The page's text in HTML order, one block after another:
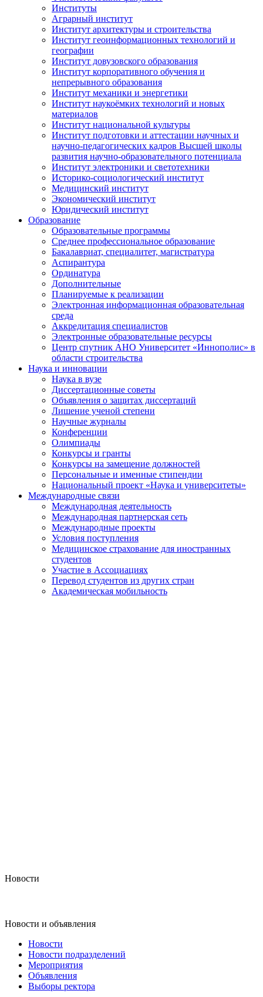
Институты
Аграрный институт
Институт архитектуры и строительства
Институт геоинформационных технологий и
географии
Институт довузовского образования
Институт корпоративного обучения и
непрерывного образования
Институт механики и энергетики
Институт наукоёмких технологий и новых
материалов
Институт национальной культуры
Институт подготовки и аттестации научных и
научно-педагогических кадров Высшей школы
развития научно-образовательного потенциала
Институт электроники и светотехники
Историко-социологический институт
Медицинский институт
Экономический институт
Юридический институт
Образование
Образовательные программы
Среднее профессиональное образование
Бакалавриат, специалитет, магистратура
Аспирантура
Ординатура
Дополнительные
Планируемые к реализации
Электронная информационная образовательная
среда
Аккредитация специалистов
Электронные образовательные ресурсы
Центр спутник АНО Университет «Иннополис» в
области строительства
Наука и инновации
Наука в вузе
Диссертационные советы
Объявления о защитах диссертаций
Лишение ученой степени
Научные журналы
Конференции
Олимпиады
Конкурсы и гранты
Конкурсы на замещение должностей
Персональные и именные стипендии
Национальный проект «Наука и университеты»
Международные связи
Международная деятельность
Международная партнерская сеть
Международные проекты
Условия поступления
Медицинское страхование для иностранных
студентов
Участие в Ассоциациях
Перевод студентов из других стран
Академическая мобильность
Новости
Новости и объявления
Новости
Новости подразделений
Мероприятия
Объявления
Выборы ректора